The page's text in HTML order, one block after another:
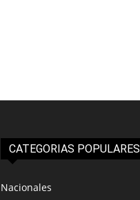
CATEGORIAS POPULARES
Nacionales